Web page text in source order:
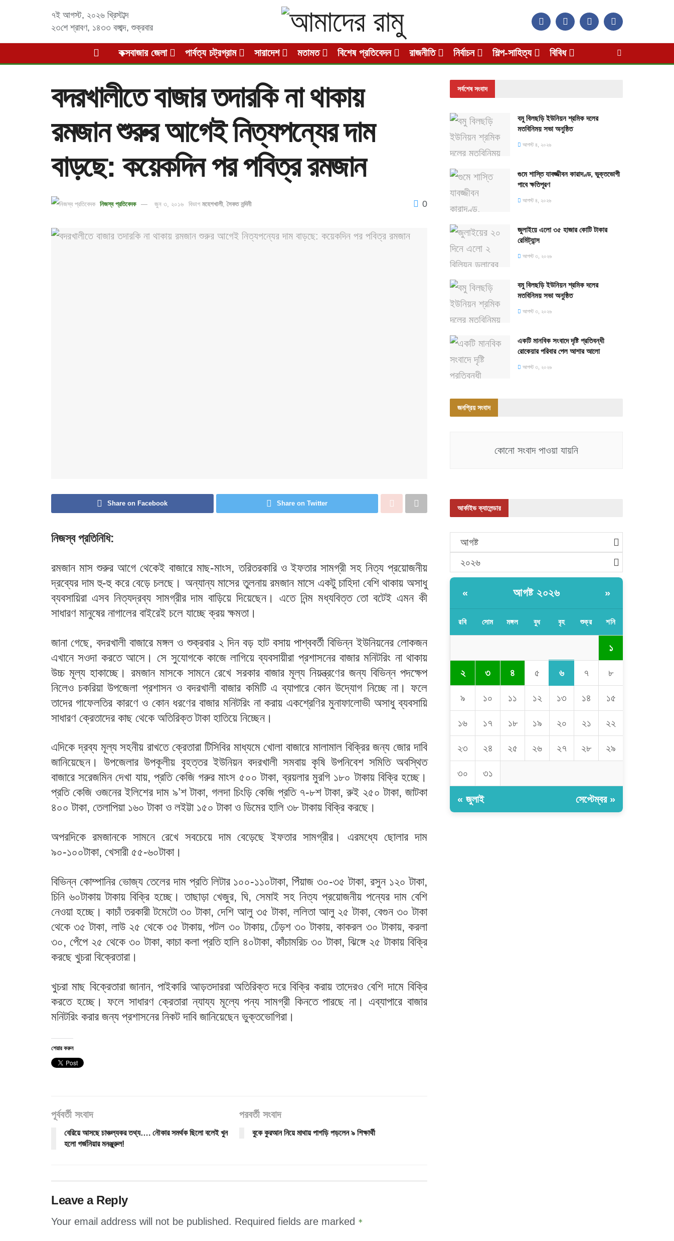
৭ই আগস্ট, ২০২৬ খ্রিস্টাব্দ
২৩শে শ্রাবণ, ১৪৩৩ বঙ্গাব্দ,শুক্রবার
কক্সবাজার জেলা পার্বত্য চট্রগ্রাম সারাদেশ মতামত বিশেষ প্রতিবেদন রাজনীতি নির্বাচন শিল্প-সাহিত্য বিবিধ
বদরখালীতে বাজার তদারকি না থাকায়
রমজান শুরুর আগেই নিত্যপন্যের দাম
বাড়ছে: কয়েকদিন পর পবিত্র রমজান
নিজস্ব প্রতিবেদক জুন ৩, ২০১৬ বিভাগ মহেশখালী,সৈকত নন্দিনী 0
Share on Facebook Share on Twitter
নিজস্ব প্রতিনিধি:
রমজান মাস শুরুর আগে থেকেই বাজারে মাছ-মাংস, তরিতরকারি ও ইফতার সামগ্রী সহ নিত্য প্রয়োজনীয়
দ্রব্যের দাম হু-হু করে বেড়ে চলছে। অন্যান্য মাসের তুলনায় রমজান মাসে একটু চাহিদা বেশি থাকায় অসাধু
ব্যবসায়িরা এসব নিত্যদ্রব্য সামগ্রীর দাম বাড়িয়ে দিয়েছেন। এতে নিন্ম মধ্যবিত্ত তো বটেই এমন কী
সাধারণ মানুষের নাগালের বাইরেই চলে যাচ্ছে ক্রয় ক্ষমতা।
জানা গেছে, বদরখালী বাজারে মঙ্গল ও শুক্রবার ২ দিন বড় হাট বসায় পাশ্ববর্তী বিভিন্ন ইউনিয়নের লোকজন
এখানে সওদা করতে আসে। সে সুযোগকে কাজে লাগিয়ে ব্যবসায়ীরা প্রশাসনের বাজার মনিটরিং না থাকায়
উচ্চ মূল্য হাকাচ্ছে। রমজান মাসকে সামনে রেখে সরকার বাজার মূল্য নিয়ন্ত্রণের জন্য বিভিন্ন পদক্ষেপ
নিলেও চকরিয়া উপজেলা প্রশাসন ও বদরখালী বাজার কমিটি এ ব্যাপারে কোন উদ্যোগ নিচ্ছে না। ফলে
তাদের গাফেলতির কারণে ও কোন ধরণের বাজার মনিটরিং না করায় একশ্রেণির মুনাফালোভী অসাধু ব্যবসায়ি
সাধারণ ক্রেতাদের কাছ থেকে অতিরিক্ত টাকা হাতিয়ে নিচ্ছেন।
এদিকে দ্রব্য মূল্য সহনীয় রাখতে ক্রেতারা টিসিবির মাধ্যমে খোলা বাজারে মালামাল বিক্রির জন্য জোর দাবি
জানিয়েছেন। উপজেলার উপকূলীয় বৃহত্তর ইউনিয়ন বদরখালী সমবায় কৃষি উপনিবেশ সমিতি অবস্থিত
বাজারে সরেজমিন দেখা যায়, প্রতি কেজি গরুর মাংস ৫০০ টাকা, ব্রয়লার মুরগি ১৮০ টাকায় বিক্রি হচ্ছে।
প্রতি কেজি ওজনের ইলিশের দাম ৯’শ টাকা, গলদা চিংড়ি কেজি প্রতি ৭-৮শ টাকা, রুই ২৫০ টাকা, জাটকা
৪০০ টাকা, তেলাপিয়া ১৬০ টাকা ও লইট্টা ১৫০ টাকা ও ডিমের হালি ৩৮ টাকায় বিক্রি করছে।
অপরদিকে রমজানকে সামনে রেখে সবচেয়ে দাম বেড়েছে ইফতার সামগ্রীর। এরমধ্যে ছোলার দাম
৯০-১০০টাকা, খেসারী ৫৫-৬০টাকা।
বিভিন্ন কোম্পানির ভোজ্য তেলের দাম প্রতি লিটার ১০০-১১০টাকা, পিঁয়াজ ৩০-৩৫ টাকা, রসুন ১২০ টাকা,
চিনি ৬০টাকায় টাকায় বিক্রি হচ্ছে। তাছাড়া খেজুর, ঘি, সেমাই সহ নিত্য প্রয়োজনীয় পন্যের দাম বেশি
নেওয়া হচ্ছে। কাচাঁ তরকারী টমেটো ৩০ টাকা, দেশি আলু ৩৫ টাকা, ললিতা আলু ২৫ টাকা, বেগুন ৩০ টাকা
থেকে ৩৫ টাকা, লাউ ২৫ থেকে ৩৫ টাকায়, পটল ৩০ টাকায়, ঢেঁড়শ ৩০ টাকায়, কাকরল ৩০ টাকায়, করলা
৩০, পেঁপে ২৫ থেকে ৩০ টাকা, কাচা কলা প্রতি হালি ৪০টাকা, কাঁচামরিচ ৩০ টাকা, ঝিঙ্গে ২৫ টাকায় বিক্রি
করছে খুচরা বিক্রেতারা।
খুচরা মাছ বিক্রেতারা জানান, পাইকারি আড়তদাররা অতিরিক্ত দরে বিক্রি করায় তাদেরও বেশি দামে বিক্রি
করতে হচ্ছে। ফলে সাধারণ ক্রেতারা ন্যায্য মূল্যে পন্য সামগ্রী কিনতে পারছে না। এব্যাপারে বাজার
মনিটরিং করার জন্য প্রশাসনের নিকট দাবি জানিয়েছেন ভুক্তভোগিরা।
শেয়ার করুন
পূর্ববর্তী সংবাদ
বেরিয়ে আসছে চাঞ্চল্যকর তথ্য…. নৌকার সমর্থক ছিলো বলেই খুন
হলো গর্জনিয়ার মনঞ্জুরুল!
পরবর্তী সংবাদ
বুকে কুরআন নিয়ে মাথায় পাগড়ি পড়লেন ৯ শিক্ষার্থী
Leave a Reply
Your email address will not be published. Required fields are marked *
সর্বশেষ সংবাদ
বমু বিলছড়ি ইউনিয়ন শ্রমিক দলের
মতবিনিময় সভা অনুষ্ঠিত
আগস্ট ৪, ২০২৬
গুমে শাস্তি যাবজ্জীবন কারাদণ্ড, ভুক্তভোগী
পাবে ক্ষতিপূরণ
আগস্ট ৪, ২০২৬
জুলাইয়ে এলো ৩৫ হাজার কোটি টাকার
রেমিট্যান্স
আগস্ট ৩, ২০২৬
বমু বিলছড়ি ইউনিয়ন শ্রমিক দলের
মতবিনিময় সভা অনুষ্ঠিত
আগস্ট ৩, ২০২৬
একটি মানবিক সংবাদে দৃষ্টি প্রতিবন্ধী
রোকেয়ার পরিবার পেল আশার আলো
আগস্ট ৩, ২০২৬
জনপ্রিয় সংবাদ
কোনো সংবাদ পাওয়া যায়নি
আর্কাইভ ক্যালেন্ডার
আগষ্ট
২০২৬
« আগষ্ট ২০২৬ »
রবি সোম মঙ্গল বুধ বৃহ শুক্র শনি
১
২ ৩ ৪ ৫ ৬ ৭ ৮
৯ ১০ ১১ ১২ ১৩ ১৪ ১৫
১৬ ১৭ ১৮ ১৯ ২০ ২১ ২২
২৩ ২৪ ২৫ ২৬ ২৭ ২৮ ২৯
৩০ ৩১
« জুলাই সেপ্টেম্বর »